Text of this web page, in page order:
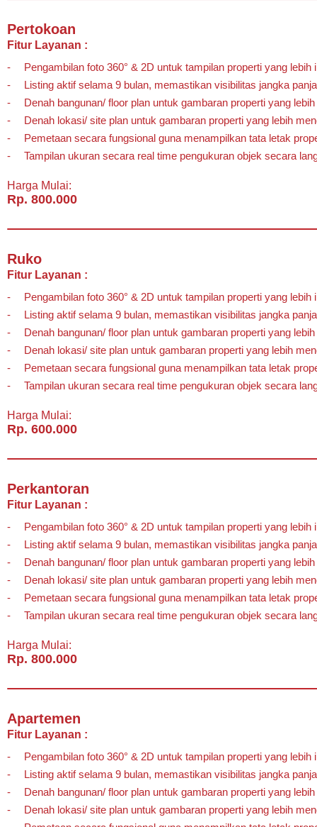
Pertokoan
Fitur Layanan :
Pengambilan foto 360° & 2D untuk tampilan properti yang lebih
Listing aktif selama 9 bulan, memastikan visibilitas jangka
Denah bangunan/ floor plan untuk gambaran properti yang
Denah lokasi/ site plan untuk gambaran properti yang lebih
Pemetaan secara fungsional guna menampilkan tata letak
Tampilan ukuran secara real time pengukuran objek secara
Harga Mulai:
Rp. 800.000
Ruko
Fitur Layanan :
Pengambilan foto 360° & 2D untuk tampilan properti yang lebih
Listing aktif selama 9 bulan, memastikan visibilitas jangka
Denah bangunan/ floor plan untuk gambaran properti yang
Denah lokasi/ site plan untuk gambaran properti yang lebih
Pemetaan secara fungsional guna menampilkan tata letak
Tampilan ukuran secara real time pengukuran objek secara
Harga Mulai:
Rp. 600.000
Perkantoran
Fitur Layanan :
Pengambilan foto 360° & 2D untuk tampilan properti yang lebih
Listing aktif selama 9 bulan, memastikan visibilitas jangka
Denah bangunan/ floor plan untuk gambaran properti yang
Denah lokasi/ site plan untuk gambaran properti yang lebih
Pemetaan secara fungsional guna menampilkan tata letak
Tampilan ukuran secara real time pengukuran objek secara
Harga Mulai:
Rp. 800.000
Apartemen
Fitur Layanan :
Pengambilan foto 360° & 2D untuk tampilan properti yang lebih
Listing aktif selama 9 bulan, memastikan visibilitas jangka
Denah bangunan/ floor plan untuk gambaran properti yang
Denah lokasi/ site plan untuk gambaran properti yang lebih